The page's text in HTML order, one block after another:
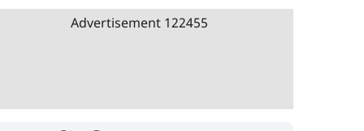
Advertisement 122455